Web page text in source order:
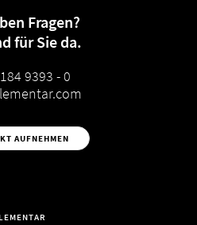
Fragen?
für Sie da.
9393 - 0
AUFNEHMEN